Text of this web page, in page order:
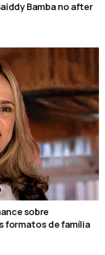
Bamba no after
sobre
formatos de família